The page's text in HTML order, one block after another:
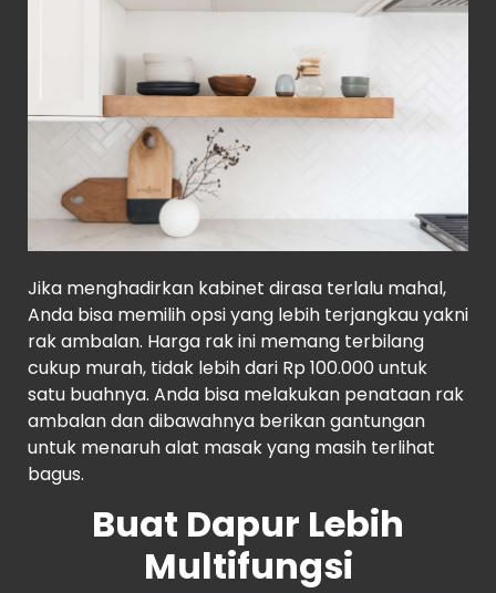
Jika menghadirkan kabinet dirasa terlalu mahal,
Anda bisa memilih opsi yang lebih terjangkau yakni
rak ambalan. Harga rak ini memang terbilang
cukup murah, tidak lebih dari Rp 100.000 untuk
satu buahnya. Anda bisa melakukan penataan rak
ambalan dan dibawahnya berikan gantungan
untuk menaruh alat masak yang masih terlihat
bagus.
Buat Dapur Lebih
Multifungsi